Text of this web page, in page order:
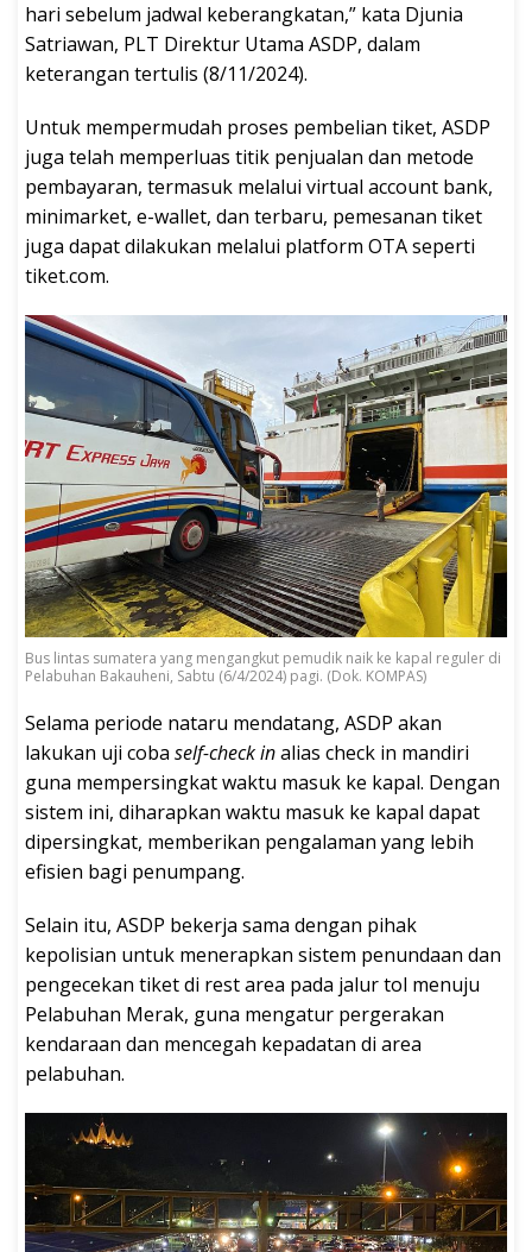
hari sebelum jadwal keberangkatan,” kata Djunia
Satriawan, PLT Direktur Utama ASDP, dalam
keterangan tertulis (8/11/2024).
Untuk mempermudah proses pembelian tiket, ASDP
juga telah memperluas titik penjualan dan metode
pembayaran, termasuk melalui virtual account bank,
minimarket, e-wallet, dan terbaru, pemesanan tiket
juga dapat dilakukan melalui platform OTA seperti
tiket.com.
Bus lintas sumatera yang mengangkut pemudik naik ke kapal reguler di
Pelabuhan Bakauheni, Sabtu (6/4/2024) pagi. (Dok. KOMPAS)
Selama periode nataru mendatang, ASDP akan
lakukan uji coba self-check inalias check in mandiri
guna mempersingkat waktu masuk ke kapal. Dengan
sistem ini, diharapkan waktu masuk ke kapal dapat
dipersingkat, memberikan pengalaman yang lebih
efisien bagi penumpang.
Selain itu, ASDP bekerja sama dengan pihak
kepolisian untuk menerapkan sistem penundaan dan
pengecekan tiket di rest area pada jalur tol menuju
Pelabuhan Merak, guna mengatur pergerakan
kendaraan dan mencegah kepadatan di area
pelabuhan.